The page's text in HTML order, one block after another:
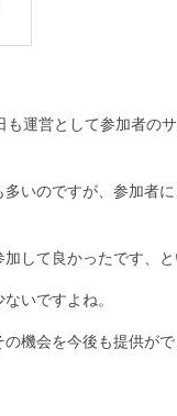
運営として参加者の
いのですが、参加者
して良かったです、と
いですよね。
機会を今後も提供がで